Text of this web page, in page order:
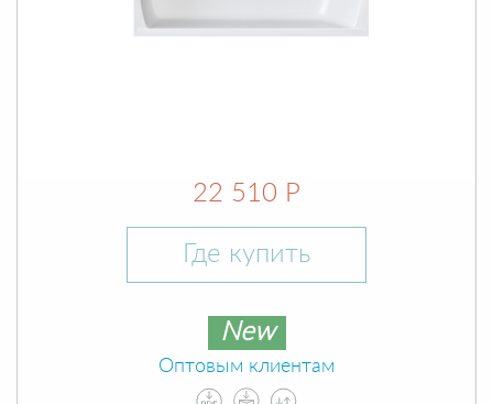
22 510 Р
Где купить
New
Оптовым клиентам